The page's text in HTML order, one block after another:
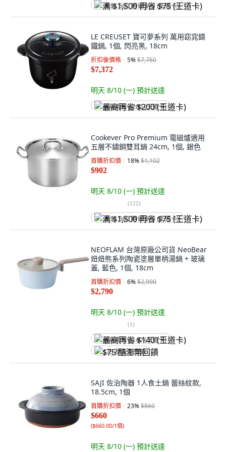
满 $1,500 再省 $75 (王道卡)
LE CREUSET 寶可夢系列 萬用窈窕鑄
鐵鍋, 1個, 閃亮黑, 18cm
折扣後價格 5%$7,760
$7,372
明天 8/10 (一) 預計送達
最高再省 $200 (王道卡)
Cookever Pro Premium 電磁爐適用
五層不鏽鋼雙耳鍋 24cm, 1個, 銀色
首購折扣價 18%$1,102
$902
明天 8/10 (一) 預計送達
(122)
满 $1,500 再省 $75 (王道卡)
NEOFLAM 台灣原廠公司貨 NeoBear
妞妞熊系列陶瓷塗層單柄湯鍋 + 玻璃
蓋, 藍色, 1個, 18cm
首購折扣價 6%$2,990
$2,790
明天 8/10 (一) 預計送達
(1)
最高再省 $140 (王道卡)
$75 酷澎幣回饋
SAJI 佐治陶器 1人食土鍋 蕾絲紋款,
18.5cm, 1個
首購折扣價 23%$860
$660
($660.00/1個)
明天 8/10 (一) 預計送達